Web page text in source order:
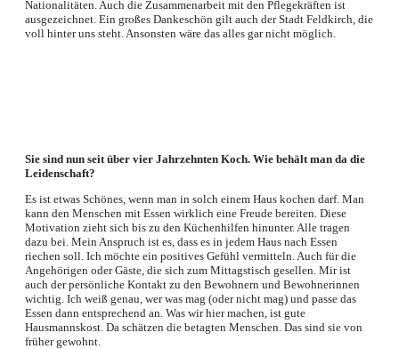
Nationalitäten. Auch die Zusammenarbeit mit den Pflegekräften ist
ausgezeichnet. Ein großes Dankeschön gilt auch der Stadt Feldkirch, die
voll hinter uns steht. Ansonsten wäre das alles gar nicht möglich.
Sie sind nun seit über vier Jahrzehnten Koch. Wie behält man da die
Leidenschaft?
Es ist etwas Schönes, wenn man in solch einem Haus kochen darf. Man
kann den Menschen mit Essen wirklich eine Freude bereiten. Diese
Motivation zieht sich bis zu den Küchenhilfen hinunter. Alle tragen
dazu bei. Mein Anspruch ist es, dass es in jedem Haus nach Essen
riechen soll. Ich möchte ein positives Gefühl vermitteln. Auch für die
Angehörigen oder Gäste, die sich zum Mittagstisch gesellen. Mir ist
auch der persönliche Kontakt zu den Bewohnern und Bewohnerinnen
wichtig. Ich weiß genau, wer was mag (oder nicht mag) und passe das
Essen dann entsprechend an. Was wir hier machen, ist gute
Hausmannskost. Da schätzen die betagten Menschen. Das sind sie von
früher gewohnt.